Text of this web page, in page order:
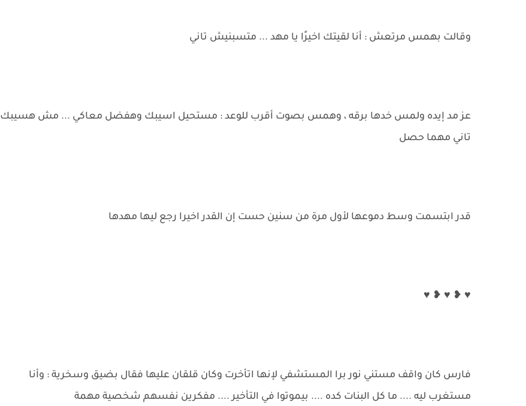
وقالت بهمس مرتعش : أنا لقيتك اخيرًا يا مهد ... متسبنيش تاني
عز مد إيده ولمس خدها برقه ، وهمس بصوت أقرب للوعد : مستحيل اسيبك وهفضل معاكي ... مش هسيبك
تاني مهما حصل
قدر ابتسمت وسط دموعها لأول مرة من سنين حست إن القدر اخيرا رجع ليها مهدها
♥ ❥ ♥ ❥ ♥
فارس كان واقف مستني نور برا المستشفي لإنها اتأخرت وكان قلقان عليها فقال بضيق وسخرية : وأنا
مستغرب ليه .... ما كل البنات كده .... بيموتوا في التأخير .... مفكرين نفسهم شخصية مهمة